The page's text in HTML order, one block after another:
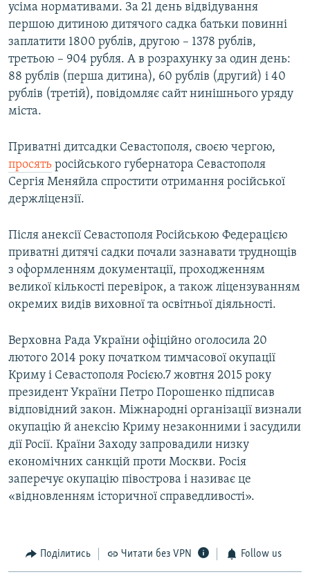
усіма нормативами. За 21 день відвідування
першою дитиною дитячого садка батьки повинні
заплатити 1800 рублів, другою – 1378 рублів,
третьою – 904 рубля. А в розрахунку за один день:
88 рублів (перша дитина), 60 рублів (другий) і 40
рублів (третій), повідомляє сайт нинішнього уряду
міста.
Приватні дитсадки Севастополя, своєю чергою,
просять російського губернатора Севастополя
Сергія Меняйла спростити отримання російської
держліцензії.
Після анексії Севастополя Російською Федерацією
приватні дитячі садки почали зазнавати труднощів
з оформленням документації, проходженням
великої кількості перевірок, а також ліцензуванням
окремих видів виховної та освітньої діяльності.
Верховна Рада України офіційно оголосила 20
лютого 2014 року початком тимчасової окупації
Криму і Севастополя Росією.7 жовтня 2015 року
президент України Петро Порошенко підписав
відповідний закон. Міжнародні організації визнали
окупацію й анексію Криму незаконними і засудили
дії Росії. Країни Заходу запровадили низку
економічних санкцій проти Москви. Росія
заперечує окупацію півострова і називає це
«відновленням історичної справедливості».
Поділитись Читати без VPN Follow us